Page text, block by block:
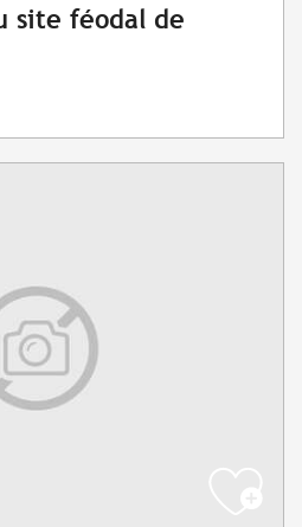
site féodal de